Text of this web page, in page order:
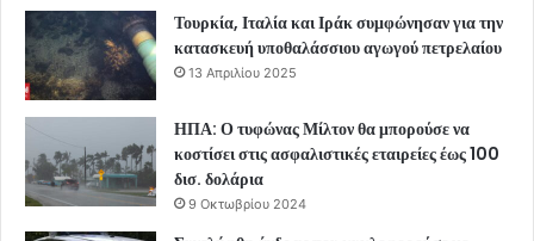
Τουρκία, Ιταλία και Ιράκ συμφώνησαν για την
κατασκευή υποθαλάσσιου αγωγού πετρελαίου
13 Απριλίου 2025
ΗΠΑ: Ο τυφώνας Μίλτον θα μπορούσε να
κοστίσει στις ασφαλιστικές εταιρείες έως 100
δισ. δολάρια
9 Οκτωβρίου 2024